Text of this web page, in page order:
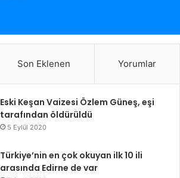
Son Eklenen Yorumlar
Eski Keşan Vaizesi Özlem Güneş, eşi
tarafından öldürüldü
5 Eylül 2020
Türkiye’nin en çok okuyan ilk 10 ili
arasında Edirne de var